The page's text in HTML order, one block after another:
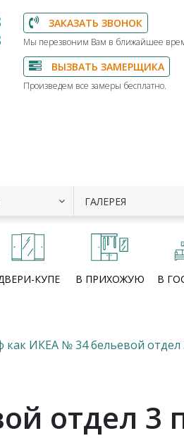
ЗАКАЗАТЬ ЗВОНОК
Мы перезвоним Вам в ближайшее
ВЫЗВАТЬ ЗАМЕРЩИКА
Произведем все замеры бесплатно.
ГАЛЕРЕЯ
КУПЕ В ПРИХОЖУЮ В
как ИКЕА № 34 бельевой отдел
отдел 3